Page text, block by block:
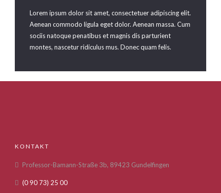
Lorem ipsum dolor sit amet, consectetuer adipiscing elit.
Aenean commodo ligula eget dolor. Aenean massa. Cum
sociis natoque penatibus et magnis dis parturient
montes, nascetur ridiculus mus. Donec quam felis.
KONTAKT
Professor-Bamann-Straße 3b, 89423 Gundelfingen
(0 90 73) 25 00